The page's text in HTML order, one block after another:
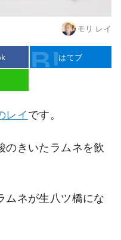
モリ レイ
はてブ
レイです。
のきいたラムネを飲
ムネが生八ツ橋にな